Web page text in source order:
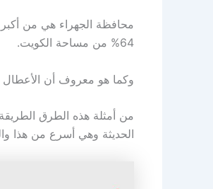
محافظة الجهراء هي من
64% من مساحة الكويت.
وكما هو معروف أن الأعطال
من أمثلة هذه الطرق الطريقة
الحديثة وهي أسرع من هذا